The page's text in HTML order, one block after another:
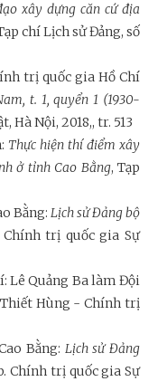
xây dựng căn cứ địa
chí Lịch sử Đảng, số
trị quốc gia Hồ Chí
t. 1, quyển 1 (1930-
Hà Nội, 2018,, tr. 513
Thực hiện thí điểm xây
ở tỉnh Cao Bằng, Tạp
Bằng: Lịch sử Đảng bộ
Chính trị quốc gia Sự
Lê Quảng Ba làm Đội
Hùng - Chính trị
Bằng: Lịch sử Đảng
Chính trị quốc gia Sự